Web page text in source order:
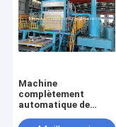
Machine
complètement
automatique de